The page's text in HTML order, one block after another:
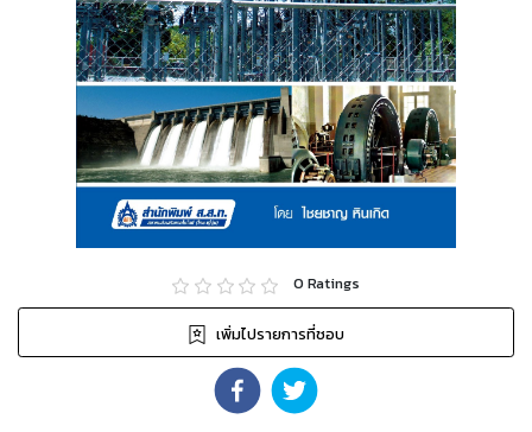
0 Ratings
เพิ่มไปรายการที่ชอบ